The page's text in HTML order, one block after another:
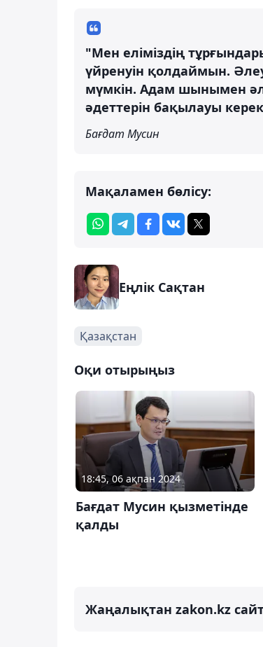
"Мен еліміздің
үйренуін қолдаймын.
мүмкін. Адам шынымен
әдеттерін бақылауы керек.
Бағдат Мусин
Мақаламен бөлісу:
Еңлік Сақтан
Қазақстан
Оқи отырыңыз
18:45, 06 ақпан 2024
Бағдат Мусин қызметінде
қалды
Жаңалықтан zakon.kz